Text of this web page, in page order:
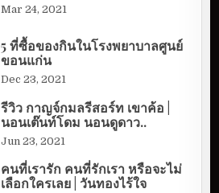
Mar 24, 2021
5 ที่ซื้อของกินในโรงพยาบาลศูนย์
ขอนแก่น
Dec 23, 2021
รีวิว กาญจ์กมลรีสอร์ท เขาค้อ |
นอนเต๊นท์โดม นอนดูดาว..
Jun 23, 2021
คนที่เรารัก คนที่รักเรา หรือจะไม่
เลือกใครเลย | วันทองไร้ใจ